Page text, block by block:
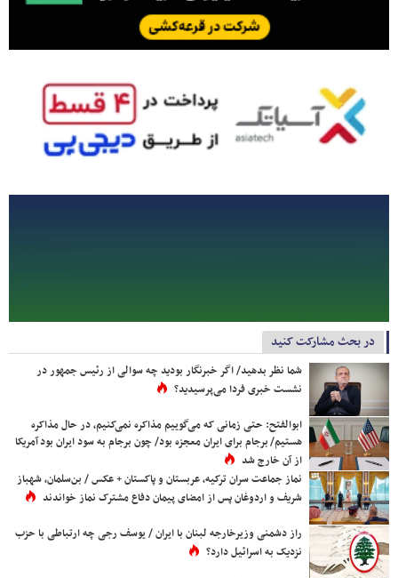
در بحث مشارکت کنید
شما نظر بدهید/ اگر خبرنگار بودید چه سوالی از رئیس جمهور در
نشست خبری فردا می‌پرسیدید؟
ابوالفتح: حتی زمانی که می‌گوییم مذاکره نمی‌کنیم، در حال مذاکره
هستیم/ برجام برای ایران معجزه بود/ چون برجام به سود ایران بود آمریکا
از آن خارج شد
نماز جماعت سران ترکیه، عربستان و پاکستان + عکس / بن‌سلمان، شهباز
شریف و اردوغان پس از امضای پیمان دفاع مشترک نماز خواندند
راز دشمنی وزیرخارجه لبنان با ایران / یوسف رجی چه ارتباطی با حزب
نزدیک به اسرائیل دارد؟